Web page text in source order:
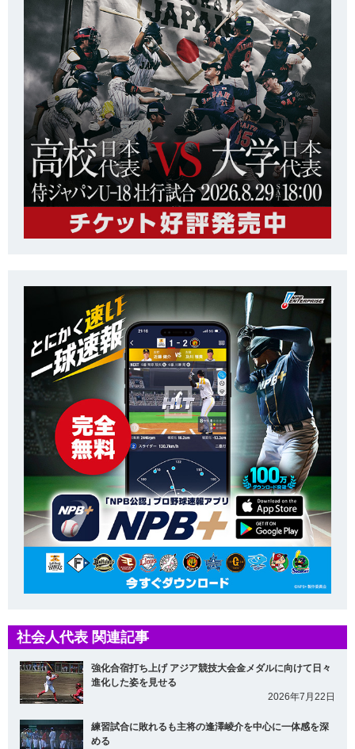
社会人代表 関連記事
強化合宿打ち上げ アジア競技大会金メダルに向けて日々
進化した姿を見せる
2026年7月22日
練習試合に敗れるも主将の逢澤崚介を中心に一体感を深
める